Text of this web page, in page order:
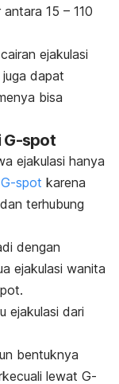
15 – 110
ejakulasi
dapat
bisa
G-spot
ejakulasi hanya
G-spot karena
terhubung
dengan
ejakulasi wanita
.
ejakulasi dari
bentuknya
lewat G-